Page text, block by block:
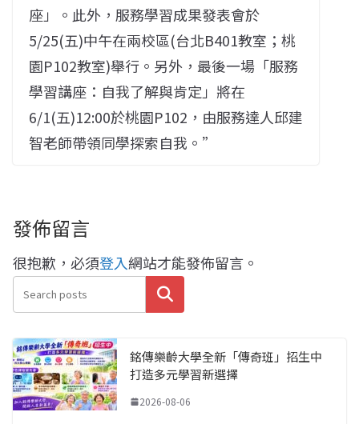
座」。此外，服務學習成果發表會於
5/25(五)中午在兩校區(台北B401教室；桃
園P102教室)舉行。另外，最後一場「服務
學習講座：自我了解與肯定」將在
6/1(五)12:00於桃園P102，由服務達人邱建
智老師帶領同學探索自我。”
發佈留言
很抱歉，必須登入網站才能發佈留言。
搜尋
銘傳樂齡大學全新「傳奇班」招生中
打造多元學習新選擇
2026-08-06